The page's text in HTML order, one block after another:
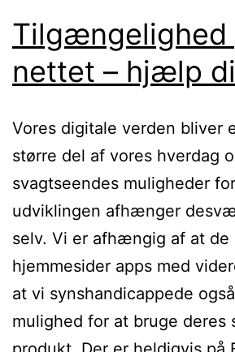
Tilgængelighed
nettet – hjælp
Vores digitale verden bliver
større del af vores hverdag
svagtseendes muligheder
udviklingen afhænger
selv. Vi er afhængig af at de
hjemmesider apps med
at vi synshandicappede
mulighed for at bruge deres